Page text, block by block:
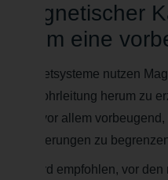
Magnetischer
allem eine
Magnetsysteme nutzen
die Rohrleitung herum zu
wirkt vor allem
Ablagerungen zu
Es wird empfohlen, vor